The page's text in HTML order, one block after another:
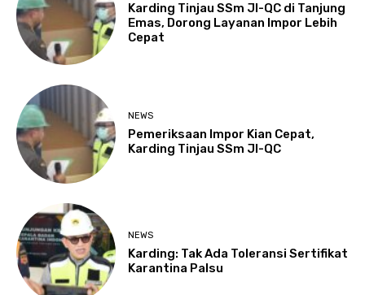
Karding Tinjau SSm JI-QC di Tanjung
Emas, Dorong Layanan Impor Lebih
Cepat
NEWS
Pemeriksaan Impor Kian Cepat,
Karding Tinjau SSm JI-QC
NEWS
Karding: Tak Ada Toleransi Sertifikat
Karantina Palsu